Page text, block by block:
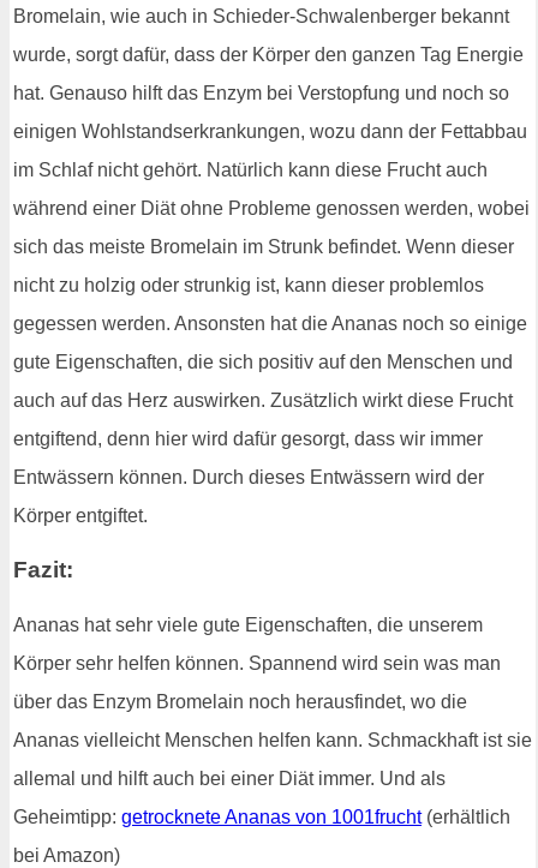
Bromelain, wie auch in Schieder-Schwalenberger bekannt
wurde, sorgt dafür, dass der Körper den ganzen Tag Energie
hat. Genauso hilft das Enzym bei Verstopfung und noch so
einigen Wohlstandserkrankungen, wozu dann der Fettabbau
im Schlaf nicht gehört. Natürlich kann diese Frucht auch
während einer Diät ohne Probleme genossen werden, wobei
sich das meiste Bromelain im Strunk befindet. Wenn dieser
nicht zu holzig oder strunkig ist, kann dieser problemlos
gegessen werden. Ansonsten hat die Ananas noch so einige
gute Eigenschaften, die sich positiv auf den Menschen und
auch auf das Herz auswirken. Zusätzlich wirkt diese Frucht
entgiftend, denn hier wird dafür gesorgt, dass wir immer
Entwässern können. Durch dieses Entwässern wird der
Körper entgiftet.
Fazit:
Ananas hat sehr viele gute Eigenschaften, die unserem
Körper sehr helfen können. Spannend wird sein was man
über das Enzym Bromelain noch herausfindet, wo die
Ananas vielleicht Menschen helfen kann. Schmackhaft ist sie
allemal und hilft auch bei einer Diät immer. Und als
Geheimtipp: getrocknete Ananas von 1001frucht(erhältlich
bei Amazon)